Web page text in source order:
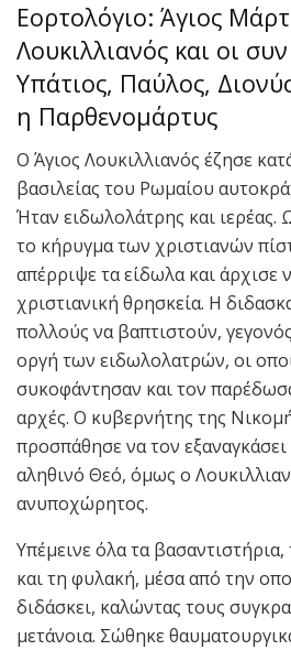
Εορτολόγιο: Άγιος
Λουκιλλιανός και οι
Υπάτιος, Παύλος,
η Παρθενομάρτυς
Ο Άγιος Λουκιλλιανός έζησε
βασιλείας του Ρωμαίου
Ήταν ειδωλολάτρης και ιερέας.
το κήρυγμα των χριστιανών
απέρριψε τα είδωλα και άρχισε
χριστιανική θρησκεία. Η
πολλούς να βαπτιστούν,
οργή των ειδωλολατρών, οι
συκοφάντησαν και τον
αρχές. Ο κυβερνήτης της
προσπάθησε να τον
αληθινό Θεό, όμως ο
ανυποχώρητος.
Υπέμεινε όλα τα
και τη φυλακή, μέσα από την
διδάσκει, καλώντας τους
μετάνοια. Σώθηκε